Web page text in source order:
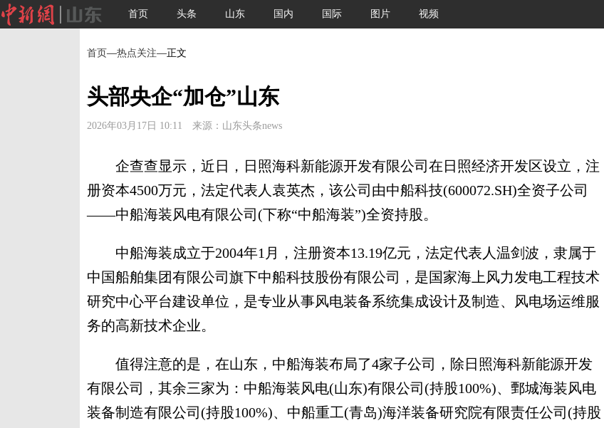
首页 头条 山东 国内 国际 图片 视频
首页—热点关注—正文
头部央企“加仓”山东
2026年03月17日 10:11 来源：山东头条news
企查查显示，近日，日照海科新能源开发有限公司在日照经济开发区设立，注
册资本4500万元，法定代表人袁英杰，该公司由中船科技(600072.SH)全资子公司
——中船海装风电有限公司(下称“中船海装”)全资持股。
中船海装成立于2004年1月，注册资本13.19亿元，法定代表人温剑波，隶属于
中国船舶集团有限公司旗下中船科技股份有限公司，是国家海上风力发电工程技术
研究中心平台建设单位，是专业从事风电装备系统集成设计及制造、风电场运维服
务的高新技术企业。
值得注意的是，在山东，中船海装布局了4家子公司，除日照海科新能源开发
有限公司，其余三家为：中船海装风电(山东)有限公司(持股100%)、鄄城海装风电
装备制造有限公司(持股100%)、中船重工(青岛)海洋装备研究院有限责任公司(持股